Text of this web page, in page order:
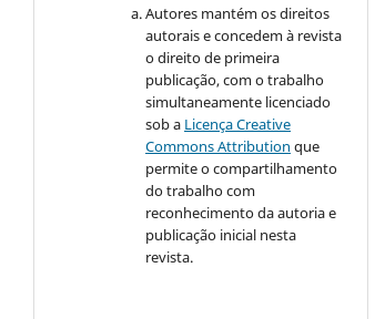
Autores mantém os direitos
autorais e concedem à revista
o direito de primeira
publicação, com o trabalho
simultaneamente licenciado
sob a Licença Creative
Commons Attribution que
permite o compartilhamento
do trabalho com
reconhecimento da autoria e
publicação inicial nesta
revista.